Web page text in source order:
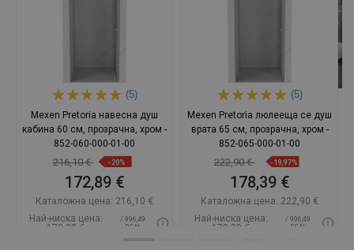
(5)
Mexen Pretoria навесна душ
кабина 60 см, прозрачна, хром -
852-060-000-01-00
216,10 € -20%
172,89 €
Каталожна цена: 216,10 €
Най-ниска цена:
172,89 €
/ 996,49
BGN
(5)
Mexen Pretoria люлееща се душ
врата 65 см, прозрачна, хром -
852-065-000-01-00
222,90 € -19,97%
178,39 €
Каталожна цена: 222,90 €
Най-ниска цена:
178,39 €
/ 996,49
BGN